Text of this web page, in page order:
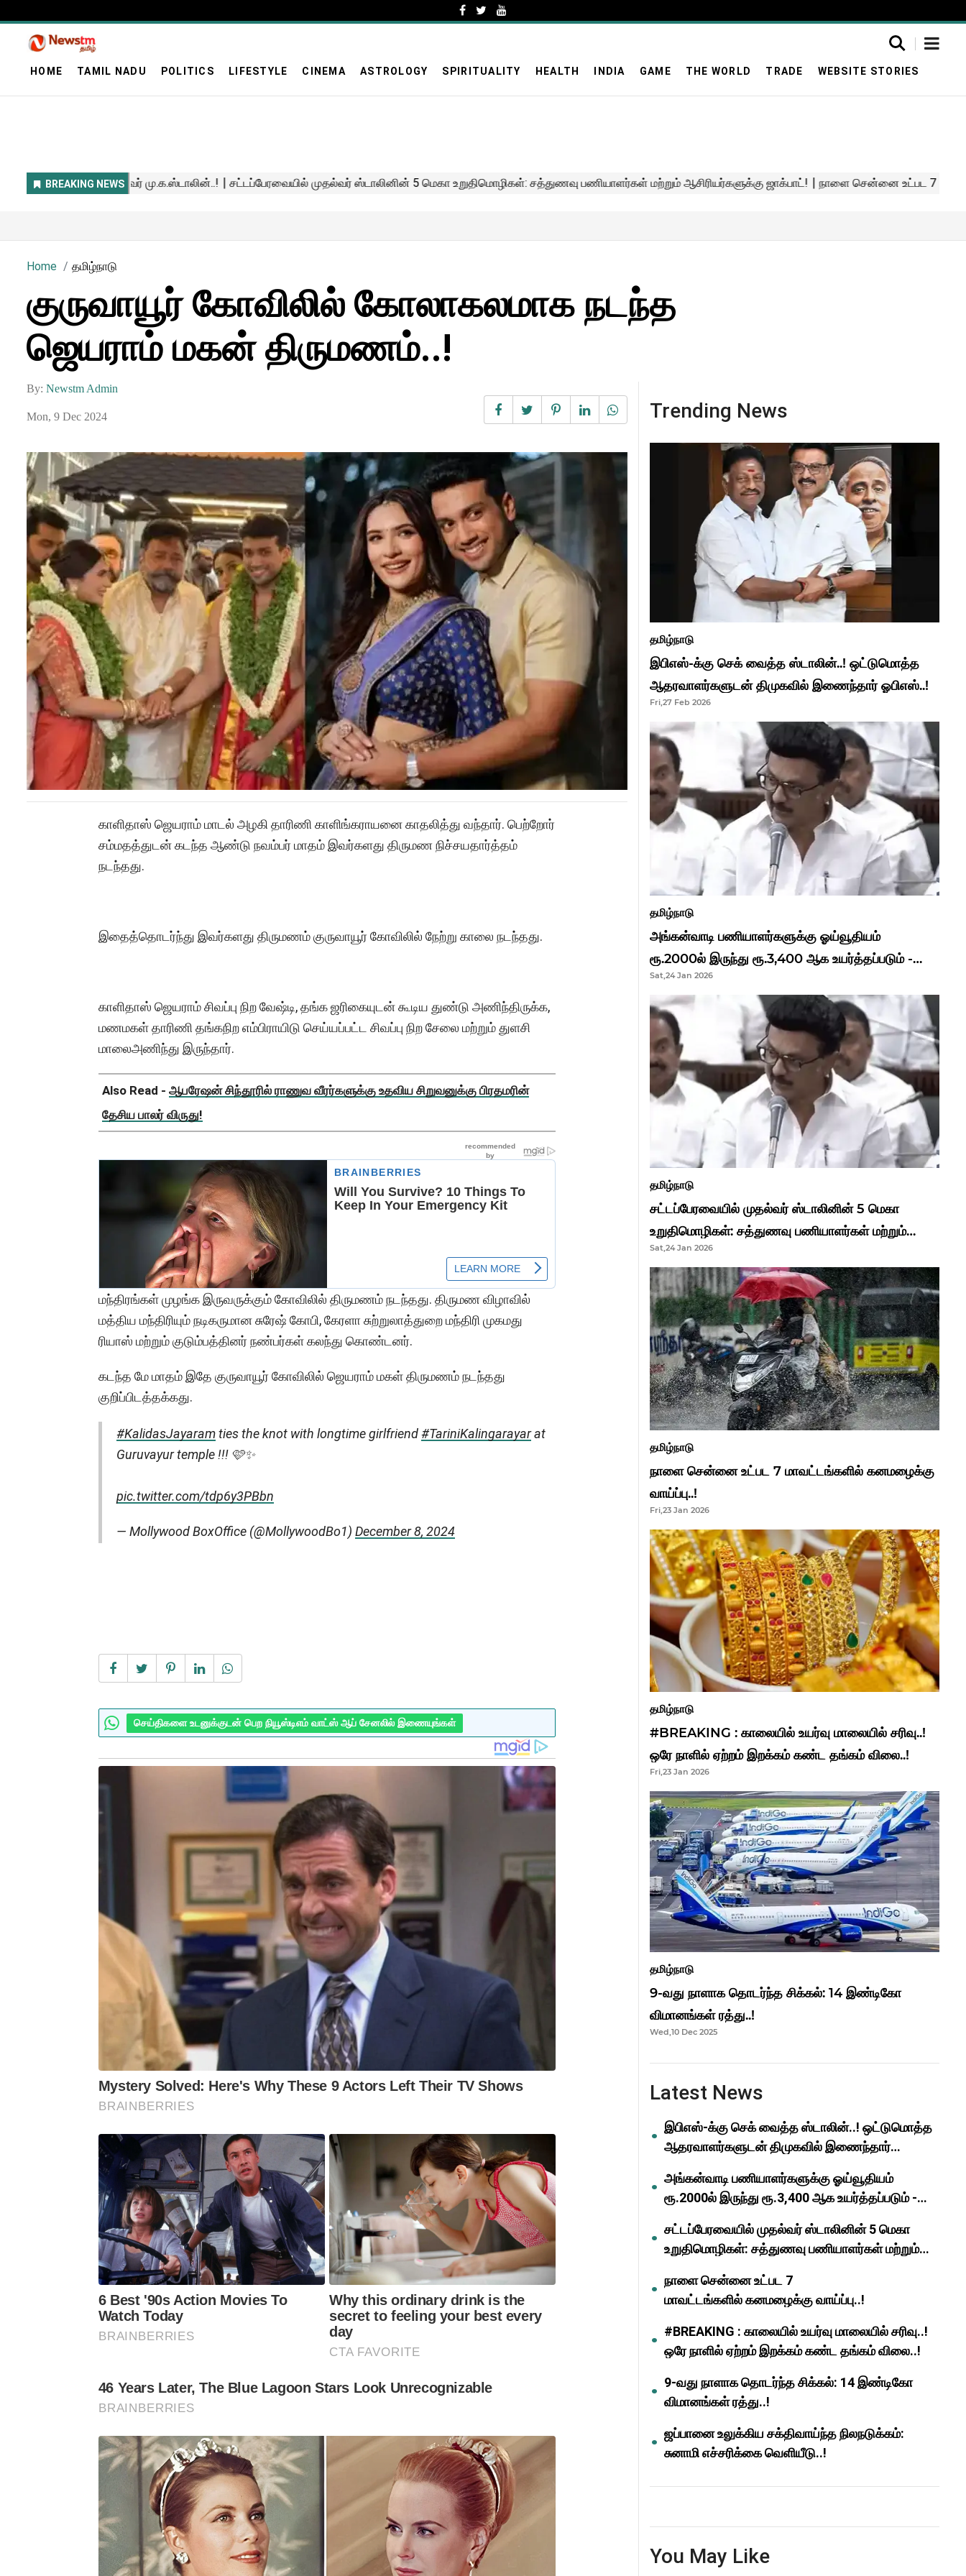
HOME TAMIL NADU POLITICS LIFESTYLE CINEMA ASTROLOGY SPIRITUALITY HEALTH INDIA GAME THE WORLD TRADE WEBSITE STORIES
Home தமிழ்நாடு
குருவாயூர் கோவிலில் கோலாகலமாக நடந்த
ஜெயராம் மகன் திருமணம்..!
By: Newstm Admin
Mon, 9 Dec 2024
காளிதாஸ் ஜெயராம் மாடல் அழகி தாரிணி காளிங்கராயனை காதலித்து வந்தார். பெற்றோர்
சம்மதத்துடன் கடந்த ஆண்டு நவம்பர் மாதம் இவர்களது திருமண நிச்சயதார்த்தம்
நடந்தது.
இதைத்தொடர்ந்து இவர்களது திருமணம் குருவாயூர் கோவிலில் நேற்று காலை நடந்தது.
காளிதாஸ் ஜெயராம் சிவப்பு நிற வேஷ்டி, தங்க ஜரிகையுடன் கூடிய துண்டு அணிந்திருக்க,
மணமகள் தாரிணி தங்கநிற எம்பிராயிடு செய்யப்பட்ட சிவப்பு நிற சேலை மற்றும் துளசி
மாலைஅணிந்து இருந்தார்.
Also Read - ஆபரேஷன் சிந்தூரில் ராணுவ வீரர்களுக்கு உதவிய சிறுவனுக்கு பிரதமரின்
தேசிய பாலர் விருது!
மந்திரங்கள் முழங்க இருவருக்கும் கோவிலில் திருமணம் நடந்தது. திருமண விழாவில்
மத்திய மந்திரியும் நடிகருமான சுரேஷ் கோபி, கேரளா சுற்றுலாத்துறை மந்திரி முகமது
ரியாஸ் மற்றும் குடும்பத்தினர் நண்பர்கள் கலந்து கொண்டனர்.
கடந்த மே மாதம் இதே குருவாயூர் கோவிலில் ஜெயராம் மகள் திருமணம் நடந்தது
குறிப்பிடத்தக்கது.
#KalidasJayaramties the knot with longtime girlfriend#TariniKalingarayarat
Guruvayur temple !!! 🩷✨
pic.twitter.com/tdp6y3PBbn
— Mollywood BoxOffice (@MollywoodBo1) December 8, 2024
செய்திகளை உடனுக்குடன் பெற நியூஸ்டிஎம் வாட்ஸ் ஆப் சேனலில் இணையுங்கள்
Trending News
தமிழ்நாடு
இபிஎஸ்-க்கு செக் வைத்த ஸ்டாலின்..! ஒட்டுமொத்த
ஆதரவாளர்களுடன் திமுகவில் இணைந்தார் ஓபிஎஸ்..!
Fri,27 Feb 2026
தமிழ்நாடு
அங்கன்வாடி பணியாளர்களுக்கு ஓய்வூதியம்
ரூ.2000ல் இருந்து ரூ.3,400 ஆக உயர்த்தப்படும் -
முதல்வர் மு.க.ஸ்டாலின்..!
Sat,24 Jan 2026
தமிழ்நாடு
சட்டப்பேரவையில் முதல்வர் ஸ்டாலினின் 5 மெகா
உறுதிமொழிகள்: சத்துணவு பணியாளர்கள் மற்றும்
ஆசிரியர்களுக்கு ஜாக்பாட்!
Sat,24 Jan 2026
தமிழ்நாடு
நாளை சென்னை உட்பட 7 மாவட்டங்களில் கனமழைக்கு
வாய்ப்பு..!
Fri,23 Jan 2026
தமிழ்நாடு
#BREAKING : காலையில் உயர்வு மாலையில் சரிவு..!
ஒரே நாளில் ஏற்றம் இறக்கம் கண்ட தங்கம் விலை..!
Fri,23 Jan 2026
தமிழ்நாடு
9-வது நாளாக தொடர்ந்த சிக்கல்: 14 இண்டிகோ
விமானங்கள் ரத்து..!
Wed,10 Dec 2025
Latest News
இபிஎஸ்-க்கு செக் வைத்த ஸ்டாலின்..! ஒட்டுமொத்த
ஆதரவாளர்களுடன் திமுகவில் இணைந்தார்
அங்கன்வாடி பணியாளர்களுக்கு ஓய்வூதியம்
ரூ.2000ல் இருந்து ரூ.3,400 ஆக உயர்த்தப்படும் -
சட்டப்பேரவையில் முதல்வர் ஸ்டாலினின் 5 மெகா
உறுதிமொழிகள்: சத்துணவு பணியாளர்கள் மற்றும்
நாளை சென்னை உட்பட 7
மாவட்டங்களில் கனமழைக்கு வாய்ப்பு..!
#BREAKING : காலையில் உயர்வு மாலையில் சரிவு..!
ஒரே நாளில் ஏற்றம் இறக்கம் கண்ட தங்கம் விலை..!
9-வது நாளாக தொடர்ந்த சிக்கல்: 14 இண்டிகோ
விமானங்கள் ரத்து..!
ஜப்பானை உலுக்கிய சக்திவாய்ந்த நிலநடுக்கம்:
சுனாமி எச்சரிக்கை வெளியீடு..!
You May Like